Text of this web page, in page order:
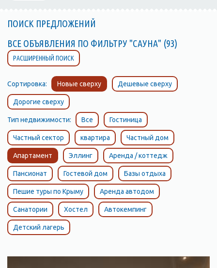
ПОИСК ПРЕДЛОЖЕНИЙ
ВСЕ ОБЪЯВЛЕНИЯ ПО ФИЛЬТРУ "САУНА" (93)
РАСШИРЕННЫЙ ПОИСК
Сортировка: Новые сверху Дешевые сверху
Дорогие сверху
Тип недвижимости: Все Гостиница
Частный сектор квартира Частный дом
Апартамент Эллинг Аренда / коттедж
Пансионат Гостевой дом Базы отдыха
Пешие туры по Крыму Аренда автодом
Санатории Хостел Автокемпинг
Детский лагерь